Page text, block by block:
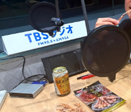
YouTube
会社情報